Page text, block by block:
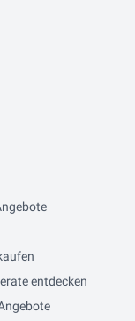
entdecken